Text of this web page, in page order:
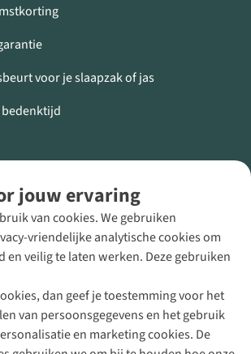
jouw ervaring
van cookies. We gebruiken
vriendelijke analytische cookies om
en veilig te laten werken. Deze gebruiken
dan geef je toestemming voor het
van persoonsgegevens en het gebruik
en marketing cookies. De
voor je slaapzak of jas
bedenktijd
een Buitenexpert
50 88
80